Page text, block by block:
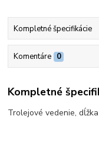
Kompletné špecifikácie
Komentáre 0
Kompletné
Trolejové vedenie,